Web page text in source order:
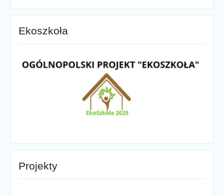
Ekoszkoła
Projekty